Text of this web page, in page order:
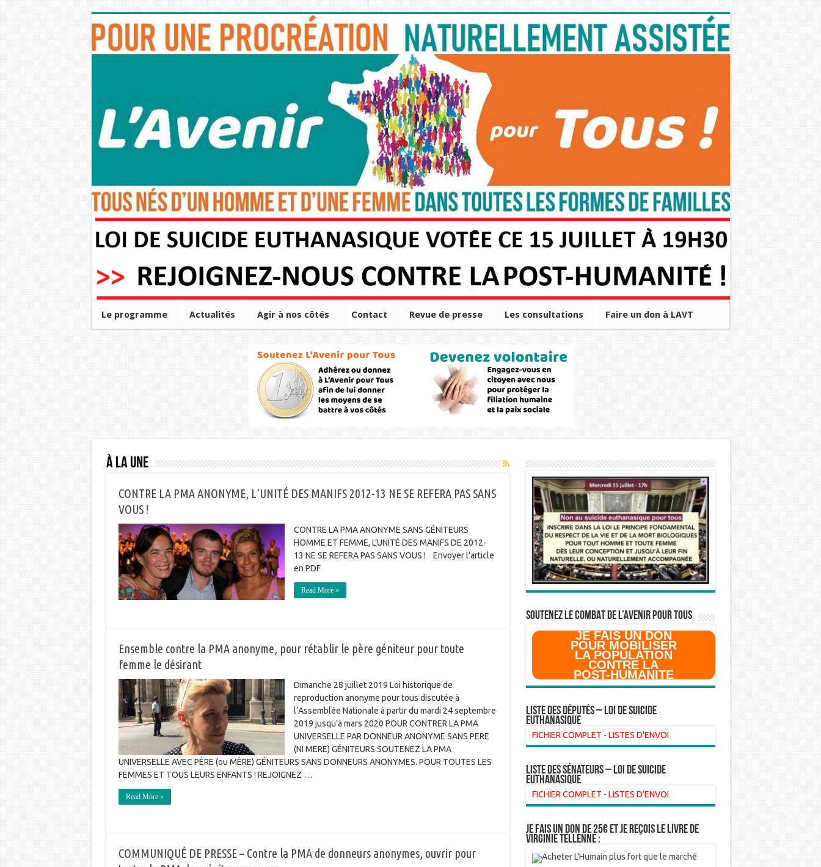
Le programme Actualités Agir à nos côtés Contact Revue de presse Les consultations Faire un don à LAVT
À la une
CONTRE LA PMA ANONYME, L’UNITÉ DES MANIFS 2012-13 NE SE REFERA PAS SANS
VOUS !
CONTRE LA PMA ANONYME SANS GÉNITEURS
HOMME ET FEMME, L’UNITÉ DES MANIFS DE 2012-
13 NE SE REFERA PAS SANS VOUS ! Envoyer l'article
en PDF
Read More »
Ensemble contre la PMA anonyme, pour rétablir le père géniteur pour toute
femme le désirant
Dimanche 28 juillet 2019 Loi historique de
reproduction anonyme pour tous discutée à
l’Assemblée Nationale à partir du mardi 24 septembre
2019 jusqu’à mars 2020 POUR CONTRER LA PMA
UNIVERSELLE PAR DONNEUR ANONYME SANS PERE
(NI MERE) GÉNITEURS SOUTENEZ LA PMA
UNIVERSELLE AVEC PÈRE (ou MÈRE) GÉNITEURS SANS DONNEURS ANONYMES. POUR TOUTES LES
FEMMES ET TOUS LEURS ENFANTS ! REJOIGNEZ …
Read More »
COMMUNIQUÉ DE PRESSE – Contre la PMA de donneurs anonymes, ouvrir pour
SOUTENEZ LE COMBAT DE L’AVenir pour Tous
JE FAIS UN DON
POUR MOBILISER
LA POPULATION
CONTRE LA
POST-HUMANITE
Liste des Députés – Loi de suicide
euthanasique
FICHIER COMPLET - LISTES D'ENVOI
liste des sénateurs – loi de suicide
euthanasique
FICHIER COMPLET - LISTES D'ENVOI
Je fais un don de 25€ et je reçois le livre de
Virginie Tellenne :